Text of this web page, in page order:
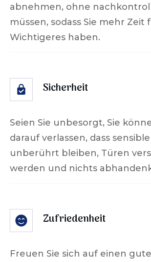
abnehmen, ohne
müssen, sodass Sie mehr Zeit
Wichtigeres haben.
Sicherheit
Seien Sie unbesorgt, Sie
darauf verlassen, dass
unberührt bleiben, Türen
werden und nichts
Zufriedenheit
Freuen Sie sich auf einen